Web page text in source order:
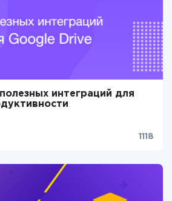
интеграций для
1118